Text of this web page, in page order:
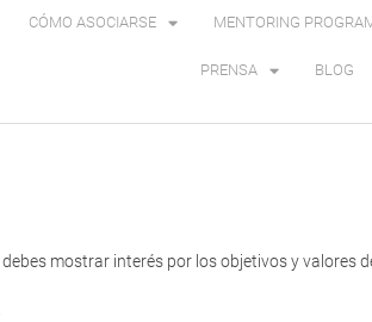
CÓMO ASOCIARSE MENTORING
PRENSA BLOG
debes mostrar interés por los objetivos y valores